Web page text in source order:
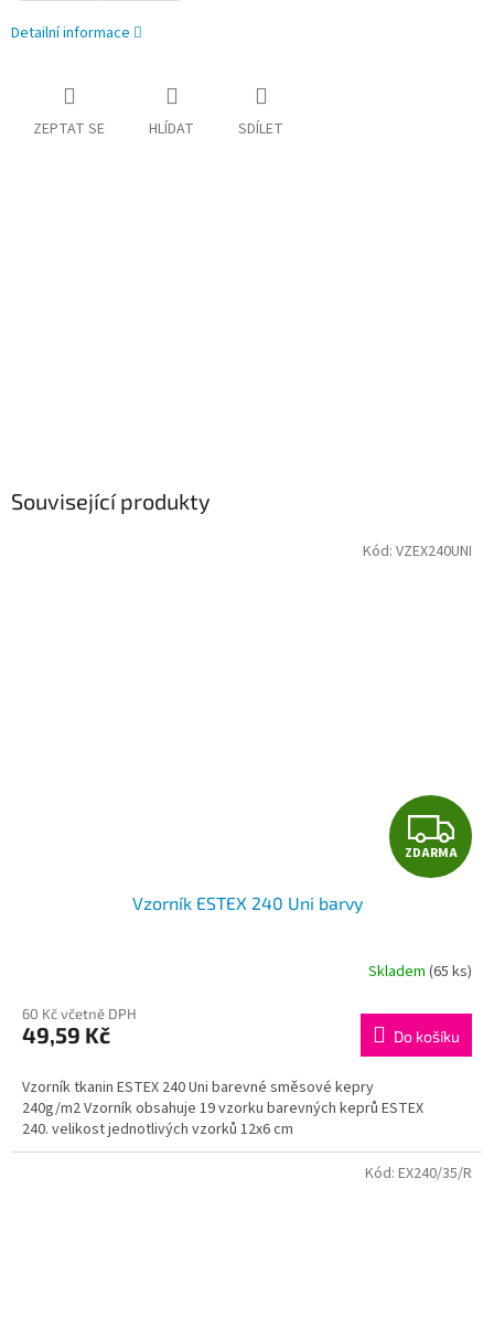
Detailní informace
ZEPTAT SE HLÍDAT SDÍLET
Související produkty
Z
D
R
M
A
ZDARMA
Vzorník ESTEX 240 Uni barvy
Skladem (65 ks)
60 Kč včetně DPH
49,59 Kč Do košíku
Vzorník tkanin ESTEX 240 Uni barevné směsové kepry
240g/m2 Vzorník obsahuje 19 vzorku barevných keprů ESTEX
240. velikost jednotlivých vzorků 12x6 cm
Kód: VZEX240UNI
Kód: EX240/35/R